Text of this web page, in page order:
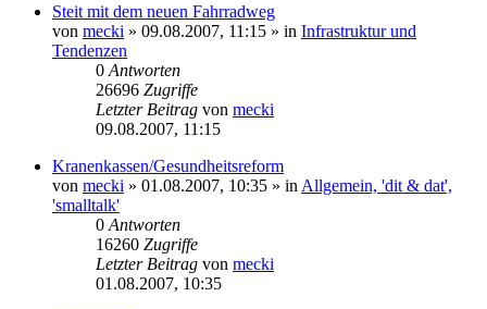
Steit mit dem neuen Fahrradweg
von mecki » 09.08.2007, 11:15 » in Infrastruktur und
Tendenzen
0 Antworten
26696 Zugriffe
Letzter Beitrag von mecki
09.08.2007, 11:15
Kranenkassen/Gesundheitsreform
von mecki » 01.08.2007, 10:35 » in Allgemein, 'dit & dat',
'smalltalk'
0 Antworten
16260 Zugriffe
Letzter Beitrag von mecki
01.08.2007, 10:35